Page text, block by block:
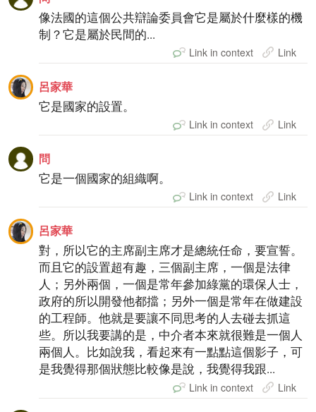
像法國的這個公共辯論委員會它是屬於什麼樣的機
制？它是屬於民間的...
Link in context Link
呂家華
它是國家的設置。
Link in context Link
問
它是一個國家的組織啊。
Link in context Link
呂家華
對，所以它的主席副主席才是總統任命，要宣誓。
而且它的設置超有趣，三個副主席，一個是法律
人；另外兩個，一個是常年參加綠黨的環保人士，
政府的所以開發他都擋；另外一個是常年在做建設
的工程師。他就是要讓不同思考的人去碰去抓這
些。所以我要講的是，中介者本來就很難是一個人
兩個人。比如說我，看起來有一點點這個影子，可
是我覺得那個狀態比較像是說，我覺得我跟...
Link in context Link